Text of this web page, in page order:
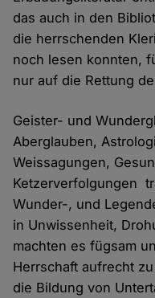
das auch in den
die herrschenden
noch lesen konnten,
nur auf die Rettung
Geister- und
Aberglauben,
Weissagungen,
Ketzerverfolgungen
Wunder-, und
in Unwissenheit,
machten es fügsam
Herrschaft aufrecht
die Bildung von